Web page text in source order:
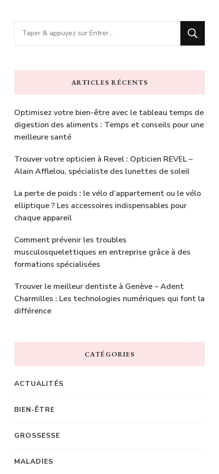
Vous
recherchiez
chose
ARTICLES RÉCENTS
Optimisez votre bien-être avec le tableau temps de
digestion des aliments : Temps et conseils pour une
meilleure santé
Trouver votre opticien à Revel : Opticien REVEL –
Alain Afflelou, spécialiste des lunettes de soleil
La perte de poids : le vélo d’appartement ou le vélo
elliptique ? Les accessoires indispensables pour
chaque appareil
Comment prévenir les troubles
musculosquelettiques en entreprise grâce à des
formations spécialisées
Trouver le meilleur dentiste à Genève – Adent
Charmilles : Les technologies numériques qui font la
différence
CATÉGORIES
ACTUALITÉS
BIEN-ÊTRE
GROSSESSE
MALADIES